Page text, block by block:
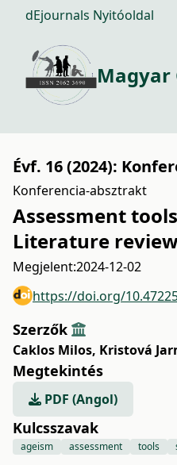
dEjournals Nyitóoldal
Magyar
Évf. 16 (2024):
Konferencia-absztrakt
Assessment
Literature
Megjelent:2024-12-02
https://doi.org/
Szerzők
Caklos Milos, Kristová
Megtekintés
PDF (Angol)
Kulcsszavak
ageism assessment tools